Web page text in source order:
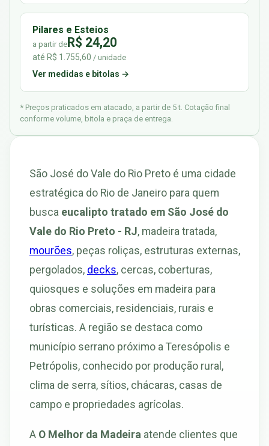
Pilares e Esteios
a partir deR$ 24,20
até R$ 1.755,60 / unidade
Ver medidas e bitolas →
* Preços praticados em atacado, a partir de 5 t. Cotação final
conforme volume, bitola e praça de entrega.
São José do Vale do Rio Preto é uma cidade
estratégica do Rio de Janeiro para quem
busca eucalipto tratado em São José do
Vale do Rio Preto - RJ, madeira tratada,
mourões, peças roliças, estruturas externas,
pergolados, decks, cercas, coberturas,
quiosques e soluções em madeira para
obras comerciais, residenciais, rurais e
turísticas. A região se destaca como
município serrano próximo a Teresópolis e
Petrópolis, conhecido por produção rural,
clima de serra, sítios, chácaras, casas de
campo e propriedades agrícolas.
A O Melhor da Madeira atende clientes que